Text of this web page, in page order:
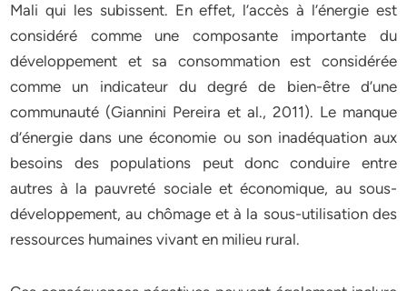
Mali qui les subissent. En effet, l’accès à l’énergie est
considéré comme une composante importante du
développement et sa consommation est considérée
comme un indicateur du degré de bien-être d’une
communauté (Giannini Pereira et al., 2011). Le manque
d’énergie dans une économie ou son inadéquation aux
besoins des populations peut donc conduire entre
autres à la pauvreté sociale et économique, au sous-
développement, au chômage et à la sous-utilisation des
ressources humaines vivant en milieu rural.